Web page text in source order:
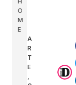
O
M
E
A
R
T
E
,